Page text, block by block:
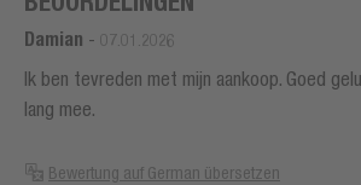
Damian - 07.01.2026
Ik ben tevreden met mijn aankoop. Goed
lang mee.
Bewertung auf German übersetzen